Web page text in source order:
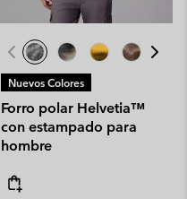
Nuevos Colores
Forro polar Helvetia™
con estampado para
hombre